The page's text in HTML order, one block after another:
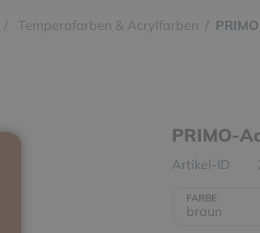
Temperafarben & Acrylfarben
PRIMO-
Artikel-ID
FARBE